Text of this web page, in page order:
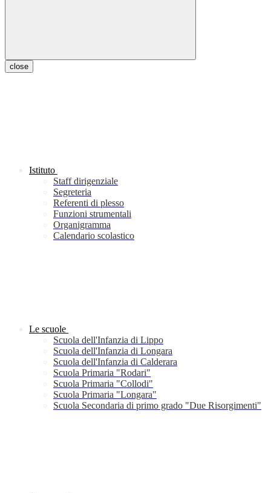
close
Istituto
Staff dirigenziale
Segreteria
Referenti di plesso
Funzioni strumentali
Organigramma
Calendario scolastico
Le scuole
Scuola dell'Infanzia di Lippo
Scuola dell'Infanzia di Longara
Scuola dell'Infanzia di Calderara
Scuola Primaria "Rodari"
Scuola Primaria "Collodi"
Scuola Primaria "Longara"
Scuola Secondaria di primo grado "Due Risorgimenti"